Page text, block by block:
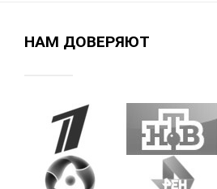
НАМ ДОВЕРЯЮТ